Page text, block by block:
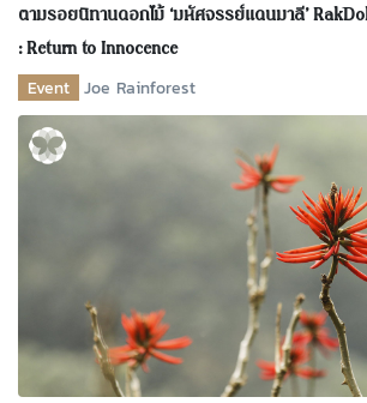
ตามรอยนิทานดอกไม้ ‘มหัศจรรย์แดนมาลี’
: Return to Innocence
Event Joe Rainforest